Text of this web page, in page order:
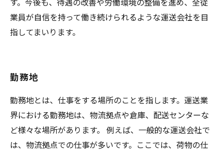
業員が自信を持って働き続けられるような運送会社を目
指してまいります。
勤務地
勤務地とは、仕事をする場所のことを指します。運送業
界における勤務地は、物流拠点や倉庫、配送センターな
ど様々な場所があります。 例えば、一般的な運送会社で
は、物流拠点での仕事が多いです。ここでは、荷物の仕